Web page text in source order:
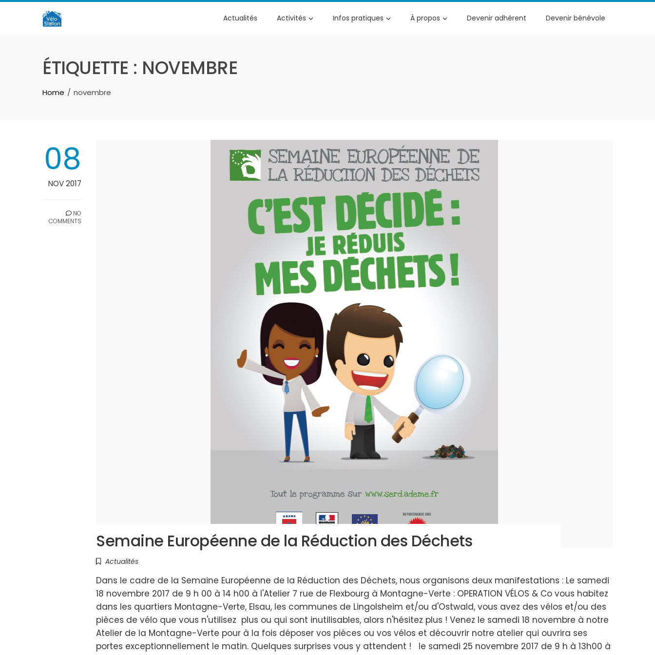
Skip
Actualités Activités Infos pratiques À propos Devenir adhérent Devenir bénévole
ÉTIQUETTE : NOVEMBRE
Home novembre
08
NOV 2017
NO
COMMENTS
Semaine Européenne de la Réduction des Déchets
Actualités
Dans le cadre de la Semaine Européenne de la Réduction des Déchets, nous organisons deux manifestations : Le samedi
18 novembre 2017 de 9 h 00 à 14 h00 à l'Atelier 7 rue de Flexbourg à Montagne-Verte : OPERATION VÉLOS & Co vous habitez
dans les quartiers Montagne-Verte, Elsau, les communes de Lingolsheim et/ou d'Ostwald, vous avez des vélos et/ou des
pièces de vélo que vous n'utilisez plus ou qui sont inutilisables, alors n'hésitez plus ! Venez le samedi 18 novembre à notre
Atelier de la Montagne-Verte pour à la fois déposer vos pièces ou vos vélos et découvrir notre atelier qui ouvrira ses
portes exceptionnellement le matin. Quelques surprises vous y attendent ! le samedi 25 novembre 2017 de 9 h à 13h00 à